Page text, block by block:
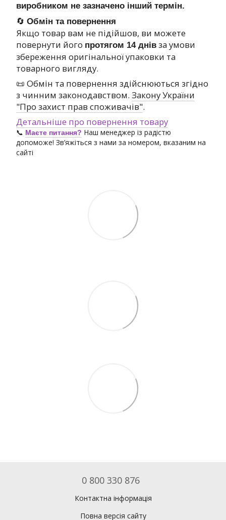
виробником не зазначено інший термін.
🔄 Обмін та повернення
Якщо товар вам не підійшов, ви можете
повернути його протягом 14 днів за умови
збереження оригінальної упаковки та
товарного вигляду.
📜 Обмін та повернення здійснюються згідно
з чинним законодавством. Закону України
"Про захист прав споживачів".
Детальніше про повернення товару
📞 Маєте питання? Наш менеджер із радістю
допоможе! Зв’яжіться з нами за номером, вказаним на
сайті
0 800 330 876
Контактна інформація
Повна версія сайту